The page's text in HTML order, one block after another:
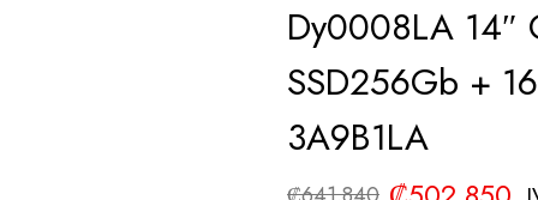
Dy0008LA 14″
SSD256Gb +
3A9B1LA